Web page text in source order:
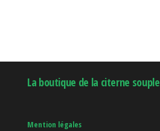
La boutique de la citerne souple
Mention légales